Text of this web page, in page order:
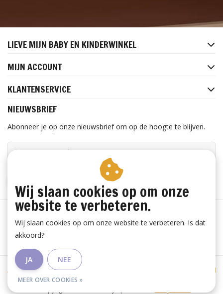
LIEVE MIJN BABY EN KINDERWINKEL
MIJN ACCOUNT
KLANTENSERVICE
NIEUWSBRIEF
Abonneer je op onze nieuwsbrief om op de hoogte te blijven.
Algemene voorwaarden RSS Feed
Wij slaan cookies op om onze
website te verbeteren.
Wij slaan cookies op om onze website te verbeteren. Is dat
akkoord?
JA NEE
MEER OVER COOKIES »